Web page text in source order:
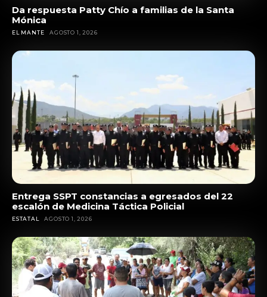
Da respuesta Patty Chío a familias de la Santa
Mónica
EL MANTE AGOSTO 1, 2026
Entrega SSPT constancias a egresados del 22
escalón de Medicina Táctica Policial
ESTATAL AGOSTO 1, 2026